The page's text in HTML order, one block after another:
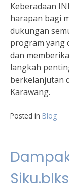
Keberadaan
harapan bagi
dukungan
program yang
dan
langkah
berkelanjutan
Karawang.
Posted in Blog